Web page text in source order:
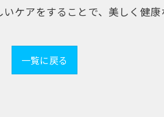
ケアをすることで、美しく健康
一覧に戻る